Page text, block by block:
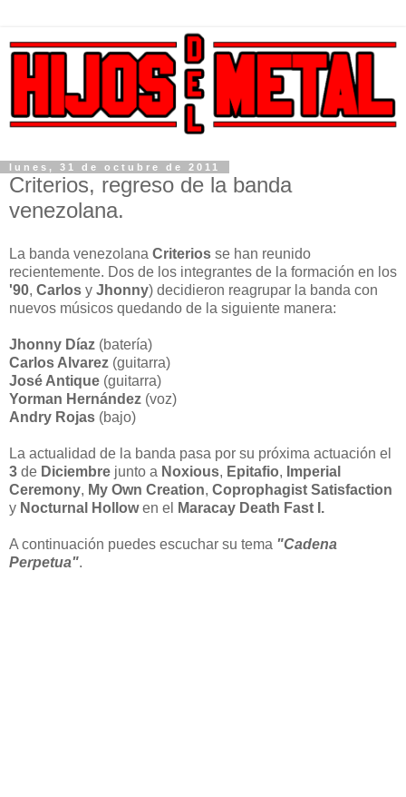
lunes, 31 de octubre de 2011
Criterios, regreso de la banda
venezolana.
La banda venezolana Criterios se han reunido
recientemente. Dos de los integrantes de la formación en los
'90, Carlos y Jhonny) decidieron reagrupar la banda con
nuevos músicos quedando de la siguiente manera:
Jhonny Díaz (batería)
Carlos Alvarez (guitarra)
José Antique (guitarra)
Yorman Hernández (voz)
Andry Rojas (bajo)
La actualidad de la banda pasa por su próxima actuación el
3 de Diciembre junto a Noxious, Epitafio, Imperial
Ceremony, My Own Creation, Coprophagist Satisfaction
y Nocturnal Hollowen el Maracay Death Fast I.
A continuación puedes escuchar su tema "Cadena
Perpetua".